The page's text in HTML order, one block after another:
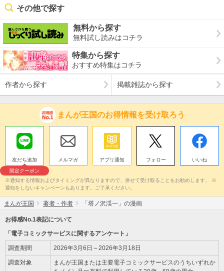
その他で探す
無料から探す
無料試し読みはコチラ
特集から探す
おすすめ特集はコチラ
作者から探す 掲載雑誌から探す
まんが王国のお得情報を受け取ろう
友だち追加
限定クーポン
メルマガ アプリ通知 フォロー いいね
※通知する情報およびタイミングが異なりますので、併せて受け取ることをお勧めします。 ※
通知をしないキャンペーンもあります。ご了承ください。
まんが王国 著者・作者 「塔ノ沢渓一」の漫画
お得感No.1表記について
「電子コミックサービスに関するアンケート」
調査期間 2026年3月6日～2026年3月18日
調査対象
まんが王国または主要電子コミックサービスのうちいずれか